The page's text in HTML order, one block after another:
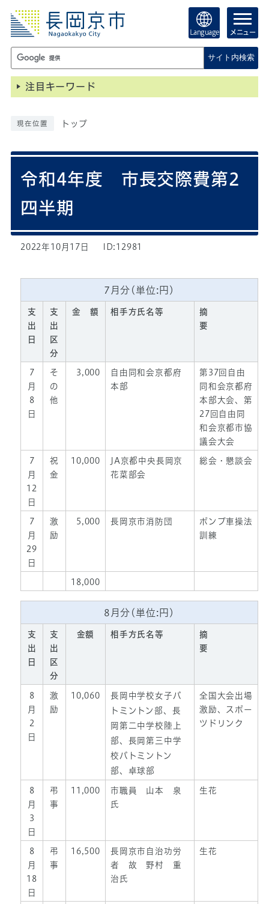
Language メニュー
サイト内検索
注目キーワード
現在位置 トップ
令和4年度 市長交際費第2
四半期
2022年10月17日 ID:12981
7月分(単位:円)
支
出
日
支
出
区
分
金 額 相手方氏名等
摘
要
7
月
8
日
そ
の
他
3,000
自由同和会京都府
本部
第37回自由
同和会京都府
本部大会、第
27回自由同
和会京都市協
議会大会
7
月
12
日
祝
金
10,000
JA京都中央長岡京
花菜部会
総会・懇談会
7
月
29
日
激
励
5,000 長岡京市消防団
ポンプ車操法
訓練
18,000
8月分(単位:円)
支
出
日
支
出
区
分
金額 相手方氏名等
摘
要
8
月
2
日
激
励
10,060
長岡中学校女子バ
トミントン部、長
岡第二中学校陸上
部、長岡第三中学
校バトミントン
部、卓球部
全国大会出場
激励、スポー
ツドリンク
8
月
3
日
弔
事
11,000
市職員 山本 泉
氏
生花
8
月
18
日
弔
事
16,500
長岡京市自治功労
者 故 野村 重
治氏
生花